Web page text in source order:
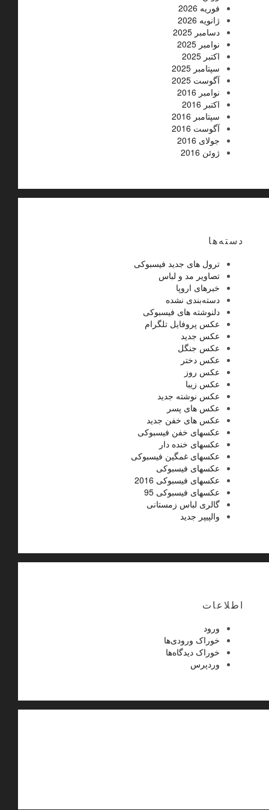
فوریه 2026
ژانویه 2026
دسامبر 2025
نوامبر 2025
اکتبر 2025
سپتامبر 2025
آگوست 2025
نوامبر 2016
اکتبر 2016
سپتامبر 2016
آگوست 2016
جولای 2016
ژوئن 2016
دسته‌ها
ترول های جدید فیسبوکی
تصاویر مد و لباس
خبرهای اروپا
دسته‌بندی نشده
دلنوشته های فیسبوکی
عکس پروفایل تلگرام
عکس جدید
عکس جنگل
عکس دختر
عکس روز
عکس زیبا
عکس نوشته جدید
عکس های پسر
عکس های خفن جدید
عکسهای خفن فیسبوکی
عکسهای خنده دار
عکسهای غمگین فیسبوکی
عکسهای فیسبوکی
عکسهای فیسبوکی 2016
عکسهای فیسبوکی 95
گالری لباس زمستانی
والپیپر جدید
اطلاعات
ورود
خوراک ورودی‌ها
خوراک دیدگاه‌ها
وردپرس